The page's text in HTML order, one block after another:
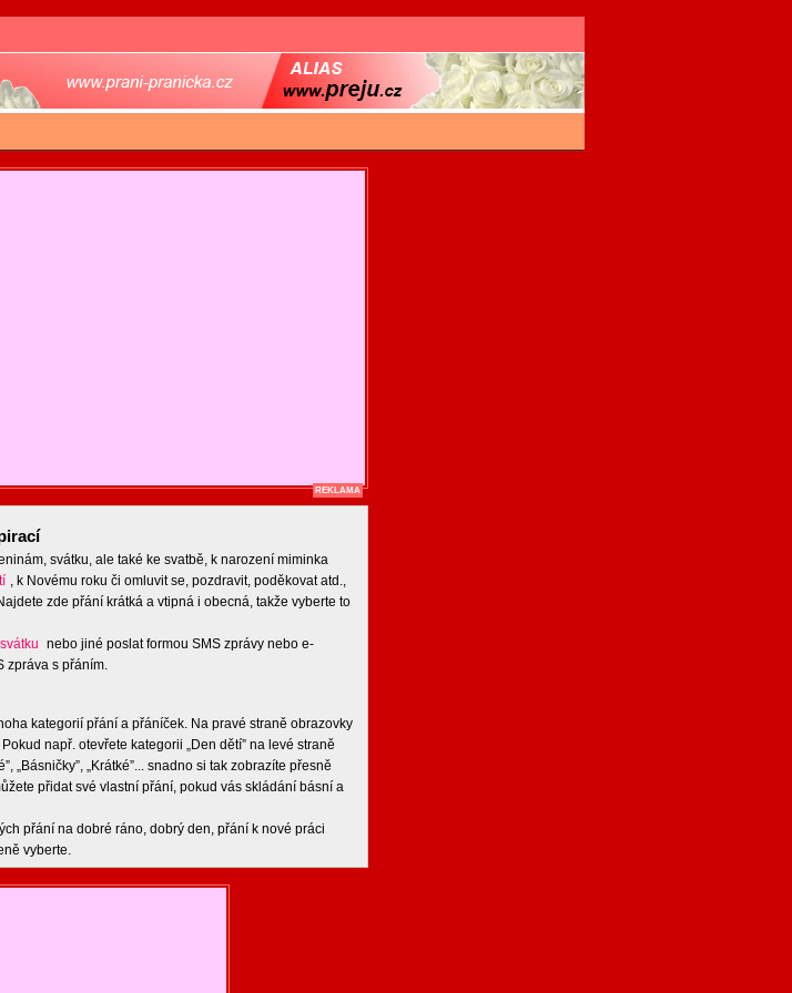
REKLAMA
svátku, ale také ke svatbě, k narození miminka
, k Novému roku či omluvit se, pozdravit, poděkovat atd.,
zde přání krátká a vtipná i obecná, takže vyberte to
nebo jiné poslat formou SMS zprávy nebo e-
zpráva s přáním.
kategorií přání a přáníček. Na pravé straně obrazovky
např. otevřete kategorii „Den dětí” na levé straně
„Básničky”, „Krátké”... snadno si tak zobrazíte přesně
přidat své vlastní přání, pokud vás skládání básní a
přání na dobré ráno, dobrý den, přání k nové práci
vyberte.